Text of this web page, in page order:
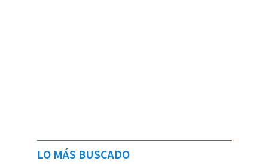
LO MÁS BUSCADO